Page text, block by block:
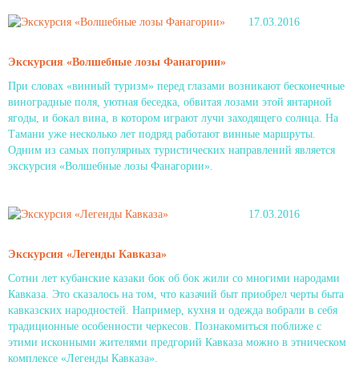
17.03.2016
Экскурсия «Волшебные лозы Фанагории»
При словах «винный туризм» перед глазами возникают бесконечные
виноградные поля, уютная беседка, обвитая лозами этой янтарной
ягоды, и бокал вина, в котором играют лучи заходящего солнца. На
Тамани уже несколько лет подряд работают винные маршруты.
Одним из самых популярных туристических направлений является
экскурсия «Волшебные лозы Фанагории».
17.03.2016
Экскурсия «Легенды Кавказа»
Сотни лет кубанские казаки бок об бок жили со многими народами
Кавказа. Это сказалось на том, что казачий быт приобрел черты быта
кавказских народностей. Например, кухня и одежда вобрали в себя
традиционные особенности черкесов. Познакомиться поближе с
этими исконными жителями предгорий Кавказа можно в этническом
комплексе «Легенды Кавказа».